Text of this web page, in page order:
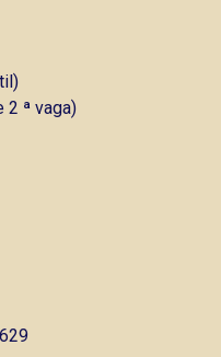
2 ª vaga)